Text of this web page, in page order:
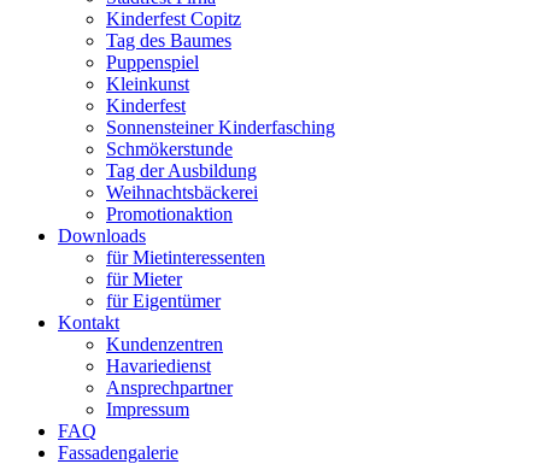
Kinderfest Copitz
Tag des Baumes
Puppenspiel
Kleinkunst
Kinderfest
Sonnensteiner Kinderfasching
Schmökerstunde
Tag der Ausbildung
Weihnachtsbäckerei
Promotionaktion
Downloads
für Mietinteressenten
für Mieter
für Eigentümer
Kontakt
Kundenzentren
Havariedienst
Ansprechpartner
Impressum
FAQ
Fassadengalerie